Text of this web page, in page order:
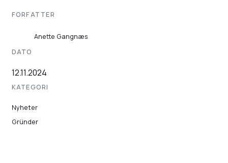
FORFATTER
Anette Gangnæs
DATO
12.11.2024
KATEGORI
Nyheter
Gründer